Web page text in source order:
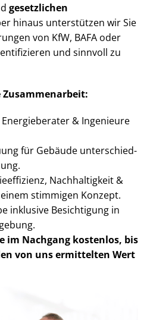
gesetzlichen
hinaus unterstützen wir Sie
von KfW, BAFA oder
und sinnvoll zu
& Ingenieure
für Gebäude un­ter­schied­
Nachhaltigkeit &
stimmigen Konzept.
inklusive Besichtigung in
im Nachgang kostenlos, bis
von uns ermittelten Wert